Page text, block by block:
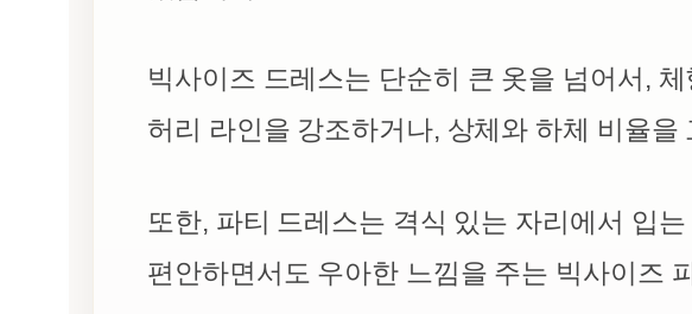
빅사이즈 드레스는 단순히 큰 옷을 넘어서,
허리 라인을 강조하거나, 상체와 하체 비율
또한, 파티 드레스는 격식 있는 자리에서 입
편안하면서도 우아한 느낌을 주는 빅사이즈